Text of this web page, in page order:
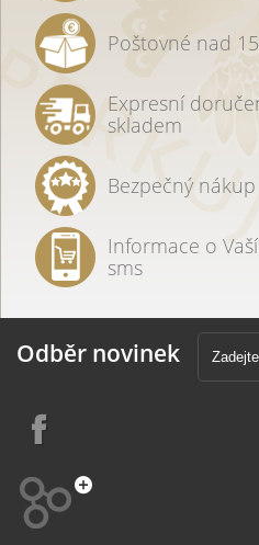
Poštovné nad
Expresní
skladem
Bezpečný nákup
Informace o
sms
Odběr novinek